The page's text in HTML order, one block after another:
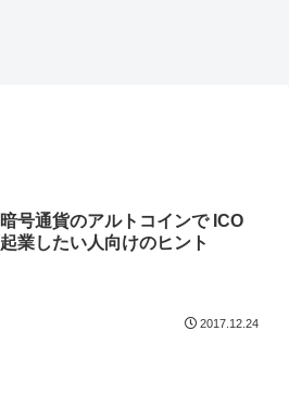
暗号通貨のアルトコインで ICO
起業したい人向けのヒント
2017.12.24